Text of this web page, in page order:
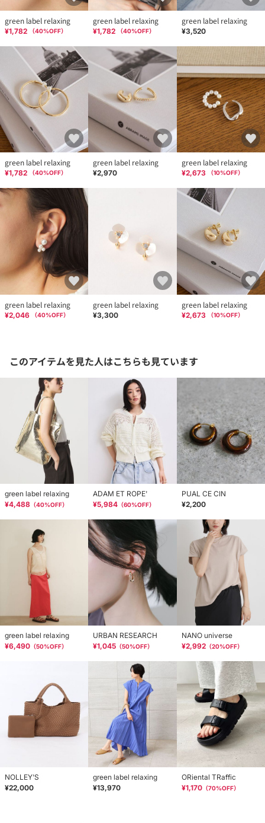
green label relaxing
¥1,782 （40%OFF）
green label relaxing
¥1,782 （40%OFF）
green label relaxing
¥3,520
green label relaxing
¥1,782 （40%OFF）
green label relaxing
¥2,970
green label relaxing
¥2,673 （10%OFF）
green label relaxing
¥2,046 （40%OFF）
green label relaxing
¥3,300
green label relaxing
¥2,673 （10%OFF）